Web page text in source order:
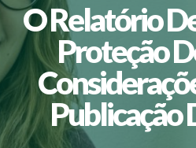
O Relatório
Proteção
Publicação